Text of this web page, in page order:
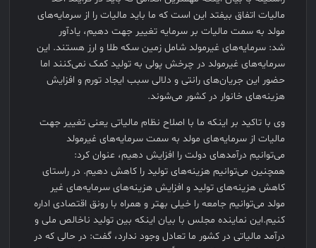
مالیات اتفاق بیفتد این است که ما باید مالیات را از سرمایه‌های
مولد به سمت مالیات بر سرمایه تغییر جهت دهیم، یادآور
شد: سرمایه‌های غیرمولد شامل زمین سکه طلا و ارز هستند. این
سرمایه‌های غیرمولد در چرخش پولی به تولید کمک نمی‌کنند اما
حضور این جریان‌های رانتی و دلالی سبب ایجاد تورم و افزایش
هزینه‌های خانوار در کشور می‌شوند.
وی با تاکید بر اینکه ما با اصلاح نظام مالیاتی یعنی تغییر جهت
مالیات از سرمایه‌های مولد به سمت سرمایه‌های غیرمولد
می‌توانیم درآمدهای دولت را افزایش دهیم، عنوان کرد:
همچنین می‌توانیم هزینه‌های تولید را کاهش دهیم. در راستای
کاهش هزینه‌های تولید و افزایش هزینه‌های سرمایه‌های غیر
مولد می‌توانیم جامعه را خیلی بهتر و همراه با رونق اقتصادی اداره
کنیم.این نماینده مجلس با بیان اینکه بین تولید ناخالص ملی و
درآمد مالیاتی در کشور ما تعادل وجود ندارد، گفت: در حالی که در